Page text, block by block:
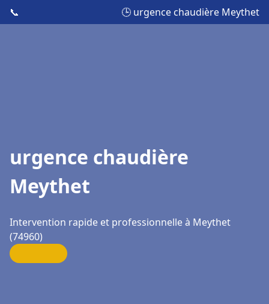
📞 🕒 urgence chaudière Meythet
urgence chaudière
Meythet
Intervention rapide et professionnelle à Meythet
(74960)